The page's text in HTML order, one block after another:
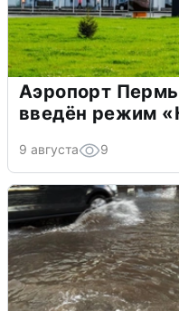
Аэропорт
введён режим
9 августа 9